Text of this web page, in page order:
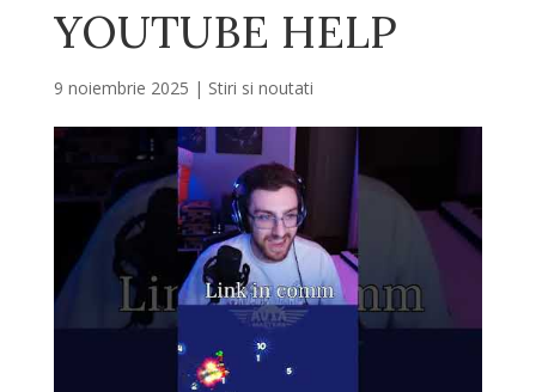
YOUTUBE HELP
9 noiembrie 2025 | Stiri si noutati